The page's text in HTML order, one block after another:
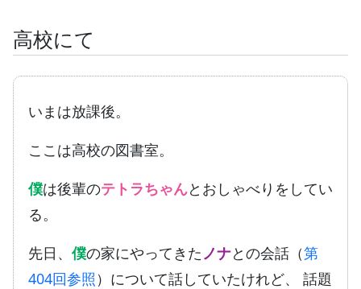
高校にて
いまは放課後。
ここは高校の図書室。
僕は後輩のテトラちゃんとおしゃべりをしてい
る。
先日、 僕の家にやってきたノナとの会話（第
404回参照 ）について話していたけれど、 話題